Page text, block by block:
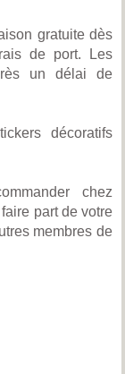
gratuite dès
de port. Les
un délai de
décoratifs
chez
part de votre
membres de